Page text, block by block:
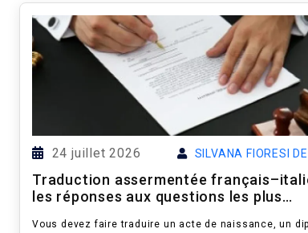
24 juillet 2026 SILVANA FIORESI
Traduction assermentée
les réponses aux questions les plus
Vous devez faire traduire un acte de naissance, un